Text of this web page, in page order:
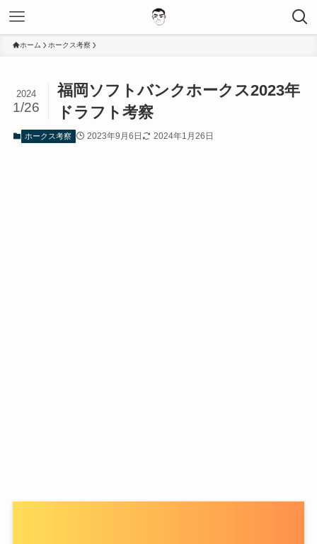
ホーム ホークス考察
福岡ソフトバンクホークス2023年
ドラフト考察
2024
1/26
ホークス考察 2023年9月6日 2024年1月26日